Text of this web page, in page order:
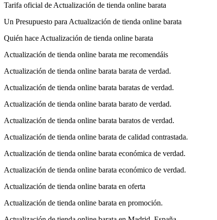
Tarifa oficial de Actualización de tienda online barata
Un Presupuesto para Actualización de tienda online barata
Quién hace Actualización de tienda online barata
Actualización de tienda online barata me recomendáis
Actualización de tienda online barata barata de verdad.
Actualización de tienda online barata baratas de verdad.
Actualización de tienda online barata barato de verdad.
Actualización de tienda online barata baratos de verdad.
Actualización de tienda online barata de calidad contrastada.
Actualización de tienda online barata económica de verdad.
Actualización de tienda online barata económico de verdad.
Actualización de tienda online barata en oferta
Actualización de tienda online barata en promoción.